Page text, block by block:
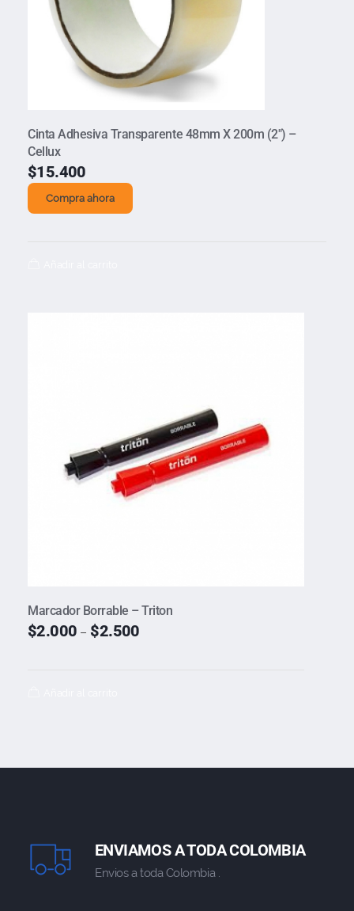
Cinta Adhesiva Transparente 48mm X 200m (2″) –
Cellux
$15.400
Compra ahora
Marcador Borrable – Triton
$2.000 – $2.500
ENVIAMOS A TODA COLOMBIA
Envios a toda Colombia .